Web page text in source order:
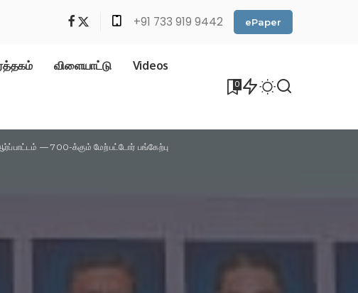
+91 733 919 9442 ePaper
விளையாட்டு Videos
0
— 700-க்கும் மேற்பட்டோர் பங்கேற்பு